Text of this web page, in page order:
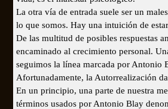
La otra vía de entrada suele ser un
lo que somos. Hay una intuición de
De las multitud de posibles respuestas
encaminado al crecimiento personal.
seguimos la línea marcada por Antonio
Afortunadamente, la Autorrealización
En un principio, una parte de nuestra
términos usados por Antonio Blay